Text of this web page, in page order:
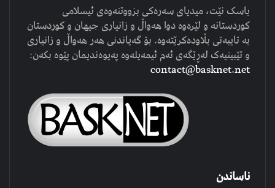
باسک نێت، میدیای سەرەکی بزووتنەوەی ئیسلامی
کوردستانە و لێرەوە دوا هەواڵ و زانیاری جیهان و کوردستان
بە تایبەتی بڵاودەکرێتەوە. بۆ گەیاندنی هەر هەواڵ و زانیاری
و تێبینیەک لەڕێگەی ئەم ئیمەیلەوە پەیوەندیمان پێوە بکەن:
contact@basknet.net
ناساندن